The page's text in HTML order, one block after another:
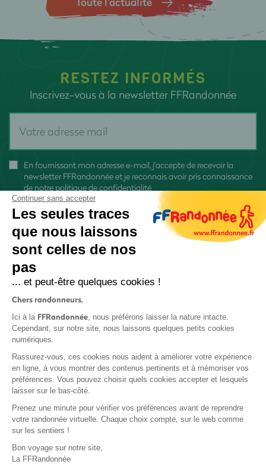
RESTEZ INFORMÉS
Inscrivez-vous à la newsletter FFRandonnée
En fournissant mon adresse e-mail, j'accepte de recevoir la
newsletter FFRandonnée et je reconnais avoir pris connaissance
de notre politique de confidentialité
Protection des données
Politique de confidentialité
Continuer sans accepter
Les seules traces
que nous laissons
sont celles de nos
pas
... et peut-être quelques cookies !
Chers randonneurs,
Ici à la FFRandonnée, nous préférons laisser la nature intacte.
Cependant, sur notre site, nous laissons quelques petits cookies
numériques.
Rassurez-vous, ces cookies nous aident à améliorer votre expérience
en ligne, à vous montrer des contenus pertinents et à mémoriser vos
préférences. Vous pouvez choisir quels cookies accepter et lesquels
laisser sur le bas-côté.
Prenez une minute pour vérifier vos préférences avant de reprendre
votre randonnée virtuelle. Chaque choix compte, sur le web comme
sur les sentiers !
Bon voyage sur notre site,
La FFRandonnée